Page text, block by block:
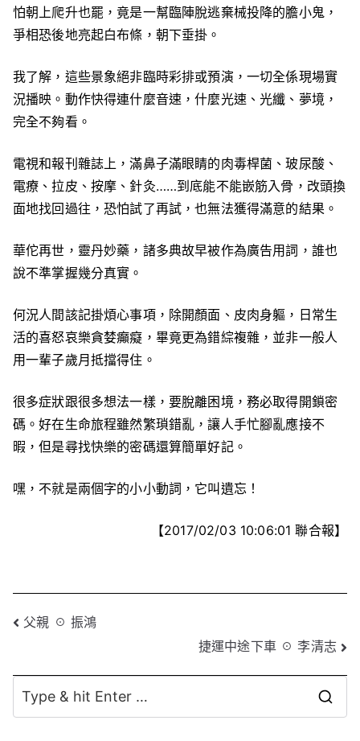
怕朝上爬升也罷，竟是一幫臨陣脫逃棄械投降的膽小鬼，
爭相恐後地亮起白布條，朝下垂掛。
我了解，這些景象絕非臨時彩排或預演，一切全係現場實
況播映。動作快得連什麼音速，什麼光速、光纖、夢境，
完全不夠看。
電視和報刊雜誌上，滿鼻子滿眼睛的肉毒桿菌、玻尿酸、
電療、拉皮、按摩、針灸……到底能不能嵌筋入骨，改頭換
面地找回過往，恐怕試了再試，也無法獲得滿意的結果。
華佗再世，靈丹妙藥，諸多典故早被作為廣告用詞，誰也
說不準掌握幾分真實。
何況人間該記掛煩心事項，除開顏面、皮肉身軀，日常生
活的喜怒哀樂貪婪癲癡，畢竟更為錯綜複雜，並非一般人
用一輩子歲月抵擋得住。
很多症狀跟很多想法一樣，要脫離困境，務必取得開鎖密
碼。好在生命旅程雖然繁瑣錯亂，讓人手忙腳亂應接不
暇，但是尋找快樂的密碼還算簡單好記。
嘿，不就是兩個字的小小動詞，它叫遺忘！
【2017/02/03 10:06:01 聯合報】
文
導
覽
父親 ☉ 振鴻
捷運中途下車 ☉ 李清志